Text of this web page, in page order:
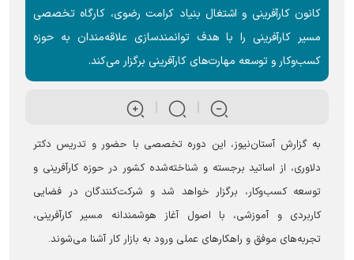
کانون کارآفرینی و اشتغال بنیاد کرامت رضوی، کارگاه تخصصی
مسیر کارآفرینی را با هدف توانمندسازی علاقه‌مندان به حوزه
کسب‌وکار و توسعه مهارت‌های کارآفرینی برگزار می‌کند.
به گزارش آستان‌نیوز، این دوره تخصصی با حضور و تدریس دکتر
دلاوری، از اساتید برجسته و شناخته‌شده کشور در حوزه کارآفرینی و
توسعه کسب‌وکار، برگزار خواهد شد و شرکت‌کنندگان در فضایی
کاربردی و آموزشی، با اصول آغاز هوشمندانه مسیر کارآفرینی،
تجربه‌های موفق و راهکار‌های عملی ورود به بازار کار آشنا می‌شوند.